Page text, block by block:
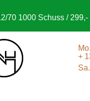
1000 Schuss / 299,-
+